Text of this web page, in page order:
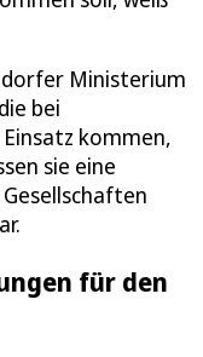
Ministerium
bei
kommen,
sie eine
für den